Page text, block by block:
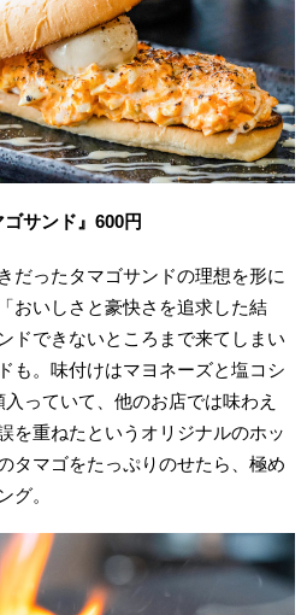
ゴサンド』600円
だったタマゴサンドの理想を形に
おいしさと豪快さを追求した結
ドできないところまで来てしまい
も。味付けはマヨネーズと塩コシ
っていて、他のお店では味わえ
を重ねたというオリジナルのホッ
タマゴをたっぷりのせたら、極め
グ。